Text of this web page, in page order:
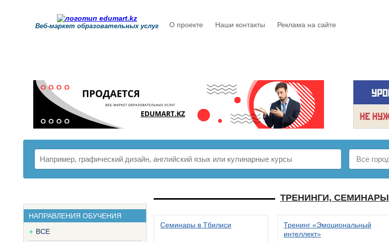
Веб-маркет образовательных услуг О проекте Наши контакты Реклама на сайте
НАПРАВЛЕНИЯ ОБУЧЕНИЯ
ВСЕ
ТРЕНИНГИ, СЕМИНАРЫ
Семинары в Тбилиси
Тренинг «Эмоциональный
интеллект»